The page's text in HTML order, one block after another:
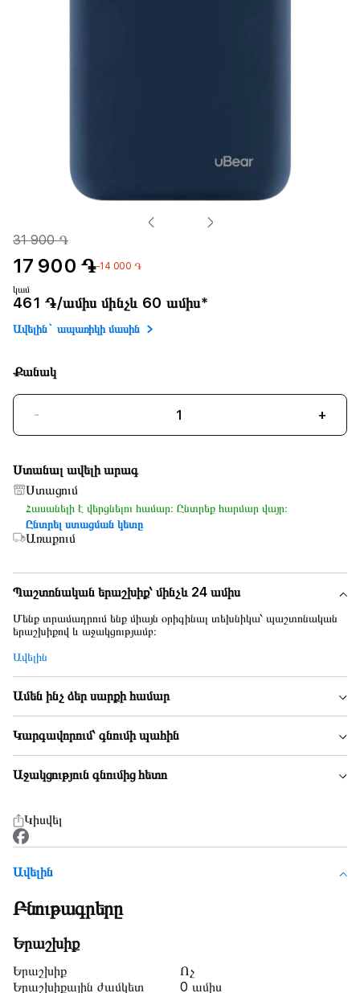
31 900 ֏
17 900 ֏-14 000 ֏
կամ
461 ֏/ամիս մինչև 60 ամիս*
Ավելին` ապառիկի մասին
Քանակ
- +
Ստանալ ավելի արագ
Ստացում
Հասանելի է վերցնելու համար։ Ընտրեք հարմար վայր։
Ընտրել ստացման կետը
Առաքում
Պաշտոնական երաշխիք՝ մինչև 24 ամիս
Մենք տրամադրում ենք միայն օրիգինալ տեխնիկա՝ պաշտոնական
երաշխիքով և աջակցությամբ։
Ավելին
Ամեն ինչ ձեր սարքի համար
Կարգավորում՝ գնումի պահին
Աջակցություն գնումից հետո
Կիսվել
Ավելին
Բնութագրերը
Երաշխիք
Երաշխիք
Ոչ
Երաշխիքային ժամկետ
0 ամիս